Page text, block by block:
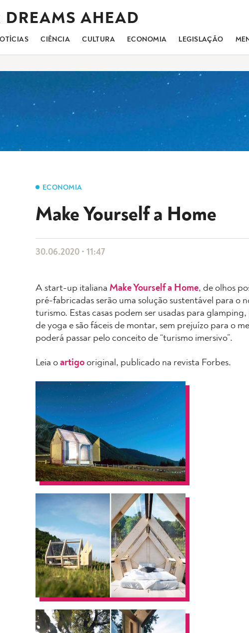
DREAMS AHEAD
CIÊNCIA CULTURA ECONOMIA LEGISLAÇÃO
ECONOMIA
Make Yourself a Home
30.06.2020 • 11:47
A start-up italiana Make Yourself a Home, de olhos
pré-fabricadas serão uma solução sustentável para o
turismo. Estas casas podem ser usadas para
de yoga e são fáceis de montar, sem prejuízo para o
poderá passar pelo conceito de “turismo imersivo”.
Leia o artigo original, publicado na revista Forbes.